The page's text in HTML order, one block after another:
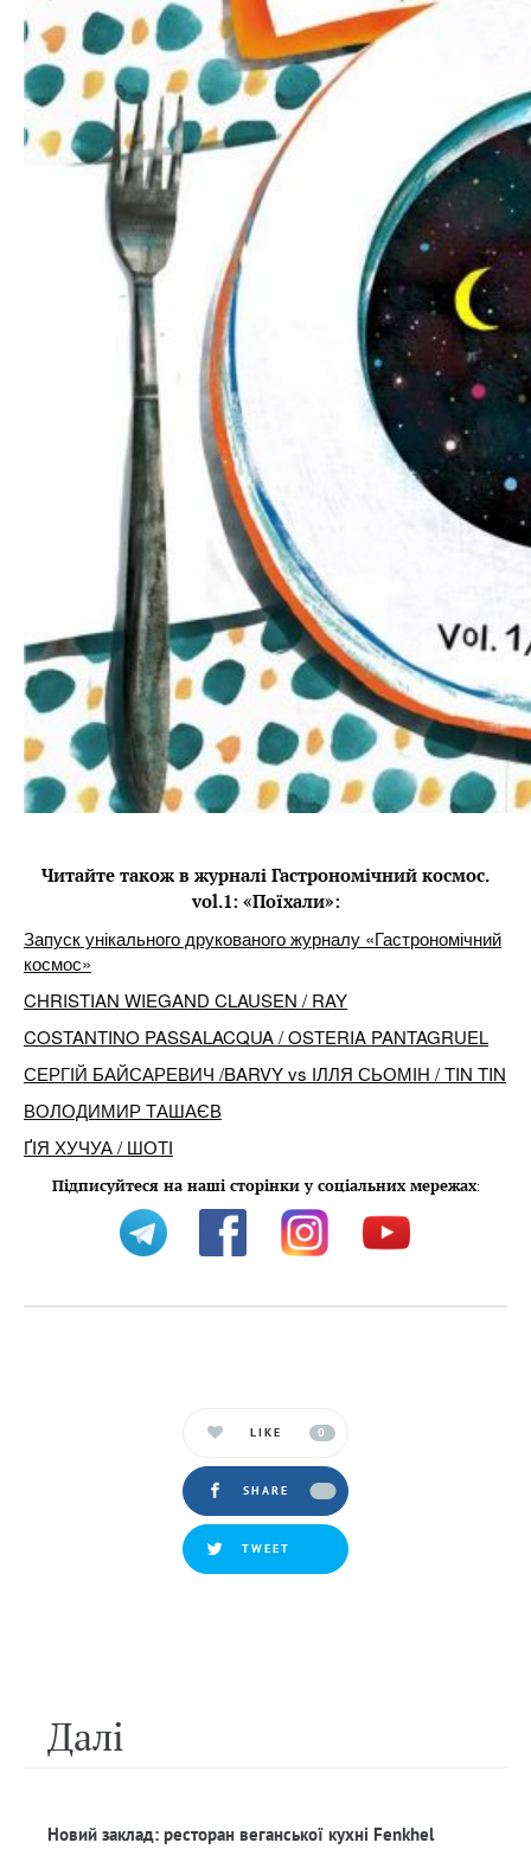
Читайте також в журналі Гастрономічний космос.
vol.1: «Поїхали»:
Запуск унікального друкованого журналу «Гастрономічний
космос»
CHRISTIAN WIEGAND CLAUSEN / RAY
COSTANTINO PASSALACQUA / OSTERIA PANTAGRUEL
СЕРГІЙ БАЙСАРЕВИЧ /BARVY vs ІЛЛЯ СЬОМІН / TIN TIN
ВОЛОДИМИР ТАШАЄВ
ҐІЯ ХУЧУА / ШОТІ
Підписуйтеся на наші сторінки у соціальних мережах:
LIKE 0
SHARE
TWEET
Далi
Новий заклад: ресторан веганської кухні Fenkhel